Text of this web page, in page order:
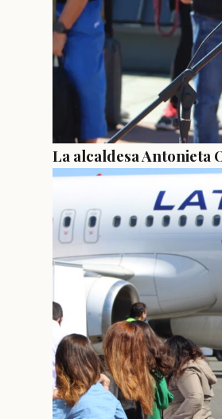
La alcaldesa Antonieta